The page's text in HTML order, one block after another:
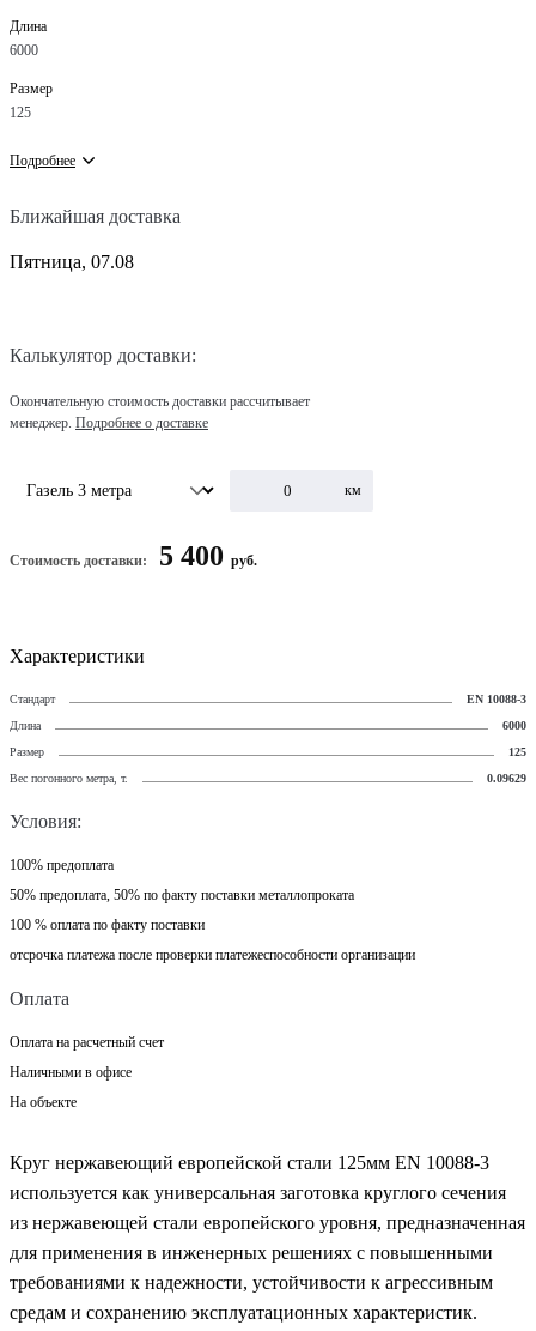
Длина
6000
Размер
125
Подробнее
Ближайшая доставка
Пятница, 07.08
Калькулятор доставки:
Окончательную стоимость доставки рассчитывает
менеджер. Подробнее о доставке
км
Стоимость доставки: 5 400 руб.
Характеристики
Стандарт
EN 10088-3
Длина
6000
Размер
125
Вес погонного метра, т.
0.09629
Условия:
100% предоплата
50% предоплата, 50% по факту поставки металлопроката
100 % оплата по факту поставки
отсрочка платежа после проверки платежеспособности организации
Оплата
Оплата на расчетный счет
Наличными в офисе
На объекте
Круг нержавеющий европейской стали 125мм EN 10088-3
используется как универсальная заготовка круглого сечения
из нержавеющей стали европейского уровня, предназначенная
для применения в инженерных решениях с повышенными
требованиями к надежности, устойчивости к агрессивным
средам и сохранению эксплуатационных характеристик.